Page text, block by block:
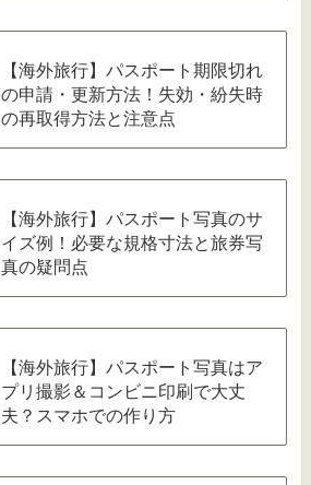
【海外旅行】パスポート期限切れ
の申請・更新方法！失効・紛失時
の再取得方法と注意点
【海外旅行】パスポート写真のサ
イズ例！必要な規格寸法と旅券写
真の疑問点
【海外旅行】パスポート写真はア
プリ撮影＆コンビニ印刷で大丈
夫？スマホでの作り方